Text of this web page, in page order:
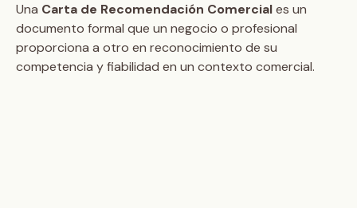
Una Carta de Recomendación Comerciales un
documento formal que un negocio o profesional
proporciona a otro en reconocimiento de su
competencia y fiabilidad en un contexto comercial.